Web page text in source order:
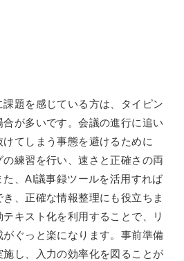
題を感じている方は、タイピン
が多いです。会議の進行に追い
てしまう事態を避けるために
練習を行い、速さと正確さの両
、AI議事録ツールを活用すれば
、正確な情報整理にも役立ちま
キスト化を利用することで、リ
ぐっと楽になります。事前準備
し、入力の効率化を図ることが